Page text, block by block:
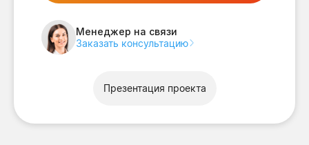
Менеджер на связи
Заказать консультацию
Презентация проекта